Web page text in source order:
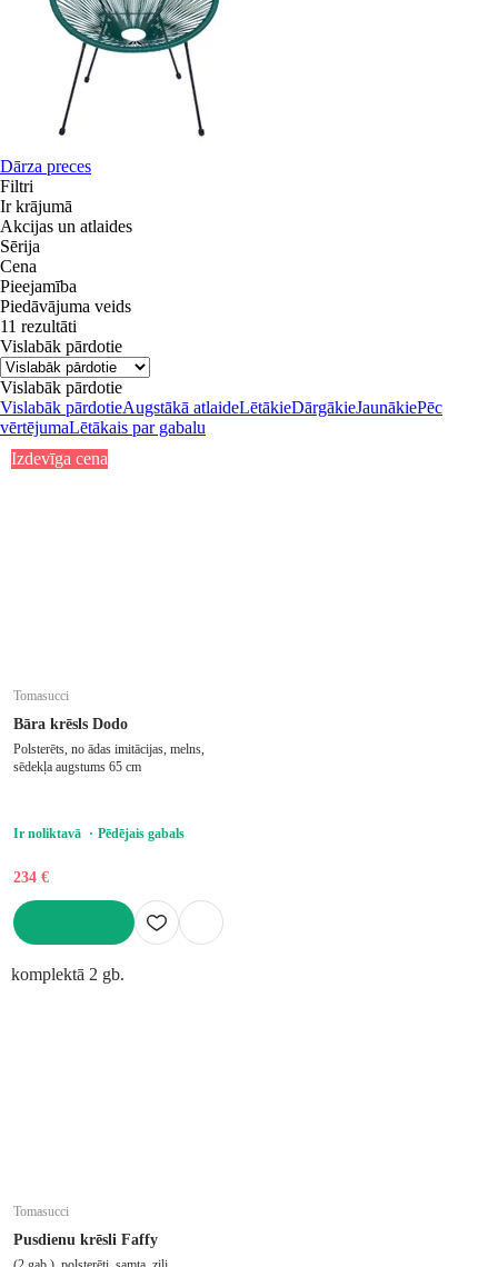
Dārza preces
Filtri
Ir krājumā
Akcijas un atlaides
Sērija
Cena
Pieejamība
Piedāvājuma veids
11 rezultāti
Vislabāk pārdotie
Vislabāk pārdotie
Vislabāk pārdotieAugstākā atlaideLētākieDārgākieJaunākiePēc
vērtējumaLētākais par gabalu
Izdevīga cena
Tomasucci
Bāra krēsls Dodo
Polsterēts, no ādas imitācijas, melns,
sēdekļa augstums 65 cm
Ir noliktavā Pēdējais gabals
234 €
komplektā 2 gb.
Tomasucci
Pusdienu krēsli Faffy